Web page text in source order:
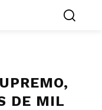
DE MIL